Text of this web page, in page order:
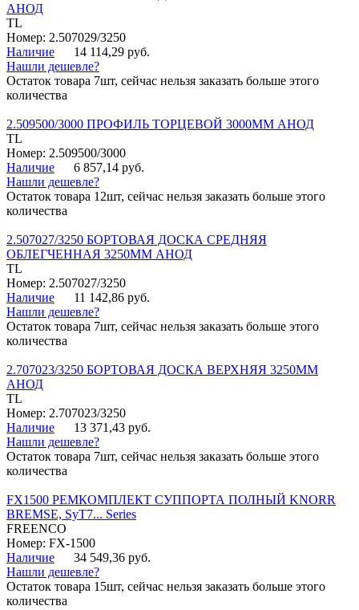
АНОД
TL
Номер: 2.507029/3250
Наличие
14 114,29 руб.
Нашли дешевле?
Остаток товара 7шт, сейчас нельзя заказать больше этого
количества
2.509500/3000 ПРОФИЛЬ ТОРЦЕВОЙ 3000ММ АНОД
TL
Номер: 2.509500/3000
Наличие
6 857,14 руб.
Нашли дешевле?
Остаток товара 12шт, сейчас нельзя заказать больше этого
количества
2.507027/3250 БОРТОВАЯ ДОСКА СРЕДНЯЯ
ОБЛЕГЧЕННАЯ 3250ММ АНОД
TL
Номер: 2.507027/3250
Наличие
11 142,86 руб.
Нашли дешевле?
Остаток товара 7шт, сейчас нельзя заказать больше этого
количества
2.707023/3250 БОРТОВАЯ ДОСКА ВЕРХНЯЯ 3250ММ
АНОД
TL
Номер: 2.707023/3250
Наличие
13 371,43 руб.
Нашли дешевле?
Остаток товара 7шт, сейчас нельзя заказать больше этого
количества
FX1500 РЕМКОМПЛЕКТ СУППОРТА ПОЛНЫЙ KNORR
BREMSE, SyT7... Series
FREENCO
Номер: FX-1500
Наличие
34 549,36 руб.
Нашли дешевле?
Остаток товара 15шт, сейчас нельзя заказать больше этого
количества